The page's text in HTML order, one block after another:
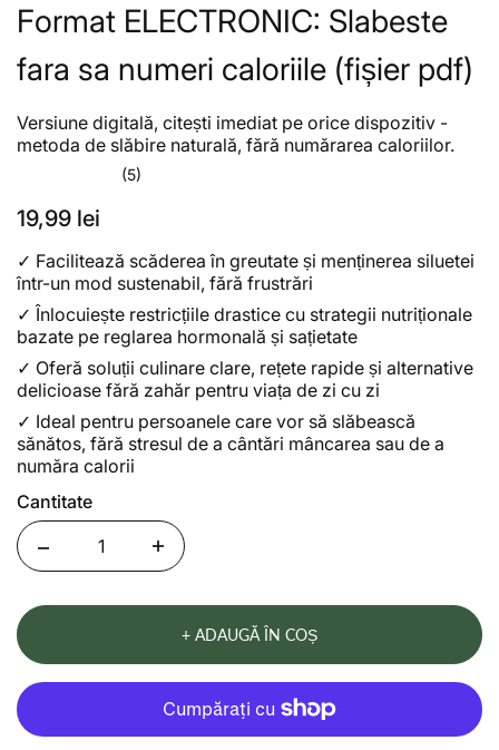
Format ELECTRONIC: Slabeste
fara sa numeri caloriile (fișier pdf)
Versiune digitală, citești imediat pe orice dispozitiv -
metoda de slăbire naturală, fără numărarea caloriilor.
(5)
19,99 lei
✓ Facilitează scăderea în greutate și menținerea siluetei
într-un mod sustenabil, fără frustrări
✓ Înlocuiește restricțiile drastice cu strategii nutriționale
bazate pe reglarea hormonală și sațietate
✓ Oferă soluții culinare clare, rețete rapide și alternative
delicioase fără zahăr pentru viața de zi cu zi
✓ Ideal pentru persoanele care vor să slăbească
sănătos, fără stresul de a cântări mâncarea sau de a
număra calorii
Cantitate
Quantity
+ ADAUGĂ ÎN COȘ